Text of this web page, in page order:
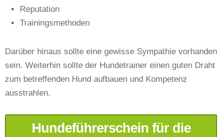
Telefonnummer*
Reputation
Trainingsmethoden
Darüber hinaus sollte eine gewisse Sympathie vorhanden
sein. Weiterhin sollte der Hundetrainer einen guten Draht
zum betreffenden Hund aufbauen und Kompetenz
ausstrahlen.
Hundeführerschein für die